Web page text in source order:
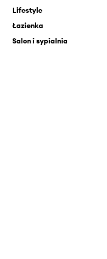
Lifestyle
Dekoracje świąteczne
Gry i puzzle
Łazienka
Lusterka
Salon i sypialnia